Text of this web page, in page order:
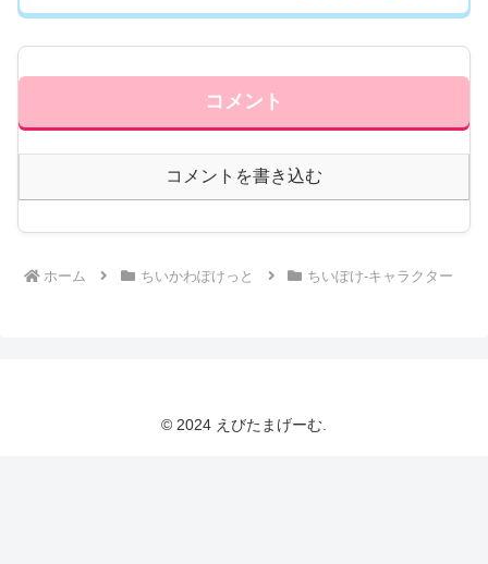
コメント
コメントを書き込む
ホーム ちいかわぽけっと ちいぽけ-キャラクター
© 2024 えびたまげーむ.